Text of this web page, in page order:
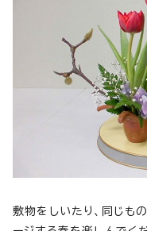
敷物をしいたり、同じも